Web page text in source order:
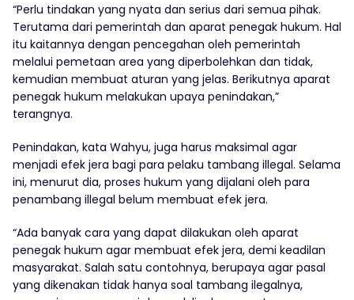
“Perlu tindakan yang nyata dan serius dari semua pihak.
Terutama dari pemerintah dan aparat penegak hukum. Hal
itu kaitannya dengan pencegahan oleh pemerintah
melalui pemetaan area yang diperbolehkan dan tidak,
kemudian membuat aturan yang jelas. Berikutnya aparat
penegak hukum melakukan upaya penindakan,”
terangnya.
Penindakan, kata Wahyu, juga harus maksimal agar
menjadi efek jera bagi para pelaku tambang illegal. Selama
ini, menurut dia, proses hukum yang dijalani oleh para
penambang illegal belum membuat efek jera.
“Ada banyak cara yang dapat dilakukan oleh aparat
penegak hukum agar membuat efek jera, demi keadilan
masyarakat. Salah satu contohnya, berupaya agar pasal
yang dikenakan tidak hanya soal tambang ilegalnya,